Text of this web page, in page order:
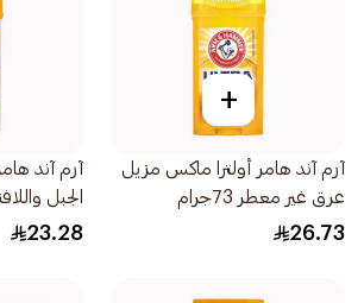
+
آرم آند هامر أولترا ماكس مزيل
عرق غير معطر 73جرام
26.73
آرم آند
الجبل واللافندر
23.28